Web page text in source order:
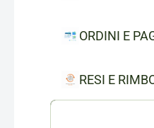
ORDINI E
RESI E